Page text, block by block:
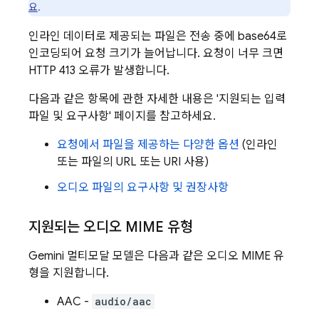
요.
인라인 데이터로 제공되는 파일은 전송 중에 base64로
인코딩되어 요청 크기가 늘어납니다. 요청이 너무 크면
HTTP 413 오류가 발생합니다.
다음과 같은 항목에 관한 자세한 내용은 '지원되는 입력
파일 및 요구사항' 페이지를 참고하세요.
요청에서 파일을 제공하는 다양한 옵션 (인라인
또는 파일의 URL 또는 URI 사용)
오디오 파일의 요구사항 및 권장사항
지원되는 오디오 MIME 유형
Gemini 멀티모달 모델은 다음과 같은 오디오 MIME 유
형을 지원합니다.
AAC - audio/aac